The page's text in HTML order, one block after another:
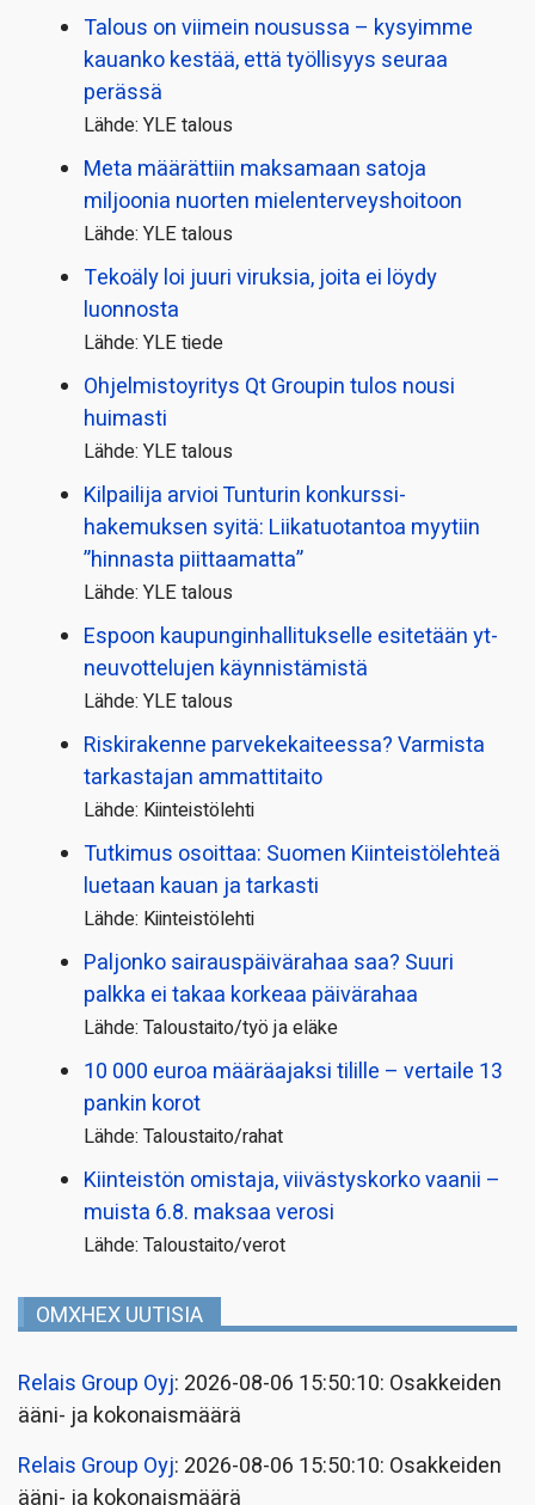
Talous on viimein nousussa – kysyimme
kauanko kestää, että työllisyys seuraa
perässä
Lähde: YLE talous
Meta määrättiin maksamaan satoja
miljoonia nuorten mielenterveyshoitoon
Lähde: YLE talous
Tekoäly loi juuri viruksia, joita ei löydy
luonnosta
Lähde: YLE tiede
Ohjelmistoyritys Qt Groupin tulos nousi
huimasti
Lähde: YLE talous
Kilpailija arvioi Tunturin konkurssi­
hakemuksen syitä: Liikatuotantoa myytiin
”hinnasta piittaamatta”
Lähde: YLE talous
Espoon kaupungin­hallitukselle esitetään yt-
neuvottelujen käynnistämistä
Lähde: YLE talous
Riskirakenne parvekekaiteessa? Varmista
tarkastajan ammattitaito
Lähde: Kiinteistölehti
Tutkimus osoittaa: Suomen Kiinteistölehteä
luetaan kauan ja tarkasti
Lähde: Kiinteistölehti
Paljonko sairauspäivä­rahaa saa? Suuri
palkka ei takaa korkeaa päivärahaa
Lähde: Taloustaito/työ ja eläke
10 000 euroa määräajaksi tilille – vertaile 13
pankin korot
Lähde: Taloustaito/rahat
Kiinteistön omistaja, viivästyskorko vaanii –
muista 6.8. maksaa verosi
Lähde: Taloustaito/verot
OMXHEX UUTISIA
Relais Group Oyj: 2026-08-06 15:50:10: Osakkeiden
ääni- ja kokonaismäärä
Relais Group Oyj: 2026-08-06 15:50:10: Osakkeiden
ääni- ja kokonaismäärä